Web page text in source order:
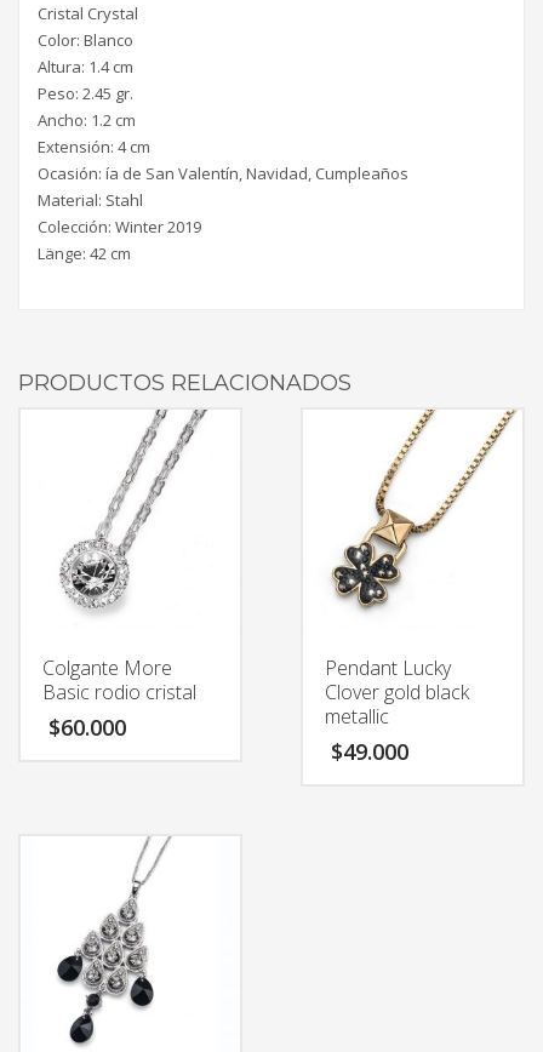
Cristal Crystal
Color: Blanco
Altura: 1.4 cm
Peso: 2.45 gr.
Ancho: 1.2 cm
Extensión: 4 cm
Ocasión: ía de San Valentín, Navidad, Cumpleaños
Material: Stahl
Colección: Winter 2019
Länge: 42 cm
PRODUCTOS RELACIONADOS
Colgante More
Basic rodio cristal
$60.000
Pendant Lucky
Clover gold black
metallic
$49.000